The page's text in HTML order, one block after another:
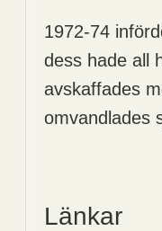
1972-74
dess hade all
avskaffades
omvandlades
Länkar